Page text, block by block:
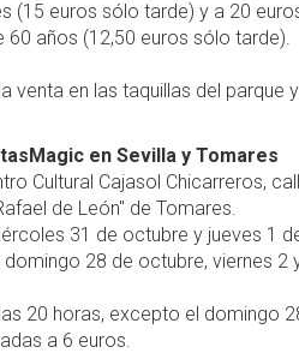
(15 euros sólo tarde) y a 20
60 años (12,50 euros sólo tarde).
venta en las taquillas del parque
en Sevilla y Tomares
Cultural Cajasol Chicarreros,
de León" de Tomares.
31 de octubre y jueves 1
domingo 28 de octubre, viernes
20 horas, excepto el domingo
a 6 euros.